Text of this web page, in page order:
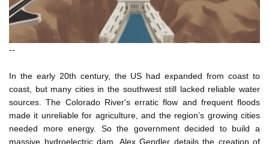
but many cities in the arid southwest still lacked reliable
water sources.
nhưng nhiều thành phố ở miền tây nam khô cằn vẫn thiếu nguồn
nước sinh hoạt.
While the Colorado River had been diverted into a series of
canals,
Trong khi sông Colorado đã được rẽ nhánh thành hàng loạt mạng
lưới kênh đào,
00:44
--
In the early 20th century, the US had expanded from coast to
coast, but many cities in the southwest still lacked reliable water
sources. The Colorado River's erratic flow and frequent floods
made it unreliable for agriculture, and the region’s growing cities
needed more energy. So the government decided to build a
massive hydroelectric dam. Alex Gendler details the creation of